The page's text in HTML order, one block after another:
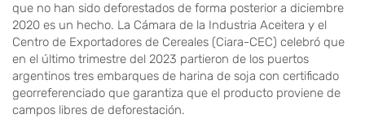
que no han sido deforestados de forma posterior a diciembre
2020 es un hecho. La Cámara de la Industria Aceitera y el
Centro de Exportadores de Cereales (Ciara-CEC) celebró que
en el último trimestre del 2023 partieron de los puertos
argentinos tres embarques de harina de soja con certificado
georreferenciado que garantiza que el producto proviene de
campos libres de deforestación.